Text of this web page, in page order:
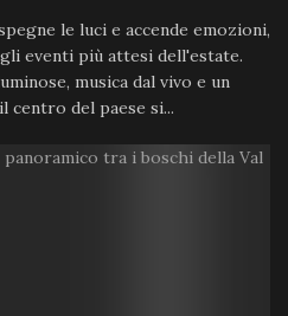
le luci e accende emozioni,
eventi più attesi dell'estate.
musica dal vivo e un
centro del paese si...